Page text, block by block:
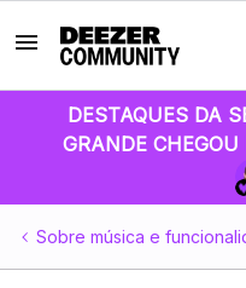
DESTAQUES DA
GRANDE
Sobre música e